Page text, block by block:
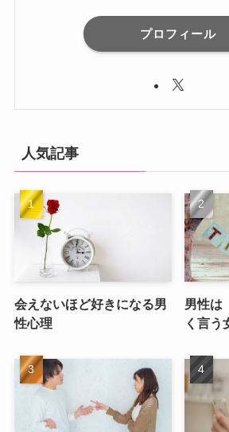
プロフィール
人気記事
会えないほど好きになる男
性心理
男性は
く言う